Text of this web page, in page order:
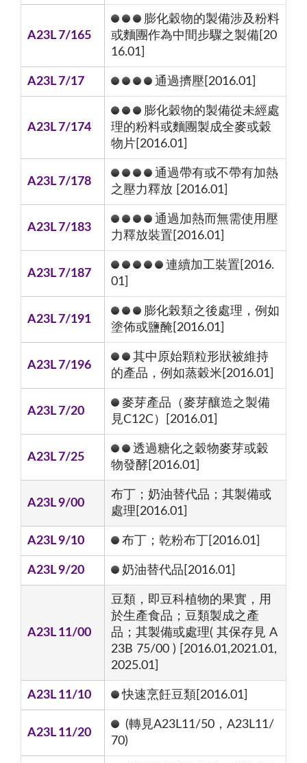
A23L 7/165
膨化穀物的製備涉及粉料
或麵團作為中間步驟之製備[20
16.01]
A23L 7/17 通過擠壓[2016.01]
A23L 7/174
膨化穀物的製備從未經處
理的粉料或麵團製成全麥或穀
物片[2016.01]
A23L 7/178
通過帶有或不帶有加熱
之壓力釋放 [2016.01]
A23L 7/183
通過加熱而無需使用壓
力釋放裝置[2016.01]
A23L 7/187
連續加工裝置[2016.
01]
A23L 7/191
膨化榖類之後處理，例如
塗佈或鹽醃[2016.01]
A23L 7/196
其中原始顆粒形狀被維持
的產品，例如蒸穀米[2016.01]
A23L 7/20
麥芽產品（麥芽釀造之製備
見C12C）[2016.01]
A23L 7/25
透過糖化之穀物麥芽或穀
物發酵[2016.01]
A23L 9/00
布丁；奶油替代品；其製備或
處理[2016.01]
A23L 9/10 布丁；乾粉布丁[2016.01]
A23L 9/20 奶油替代品[2016.01]
A23L 11/00
豆類，即豆科植物的果實，用
於生產食品；豆類製成之產
品；其製備或處理( 其保存見 A
23B 75/00 ) [2016.01,2021.01,
2025.01]
A23L 11/10 快速烹飪豆類[2016.01]
A23L 11/20
(轉見A23L11/50，A23L11/
70)